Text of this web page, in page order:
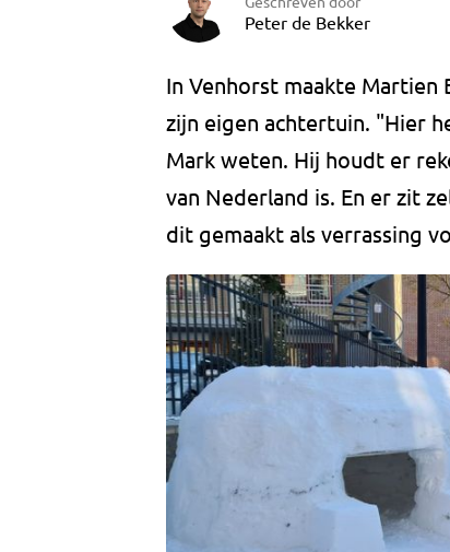
Peter de Bekker
In Venhorst maakte
zijn eigen achtertuin. "Hier
Mark weten. Hij houdt er
van Nederland is. En er zit
dit gemaakt als verrassing